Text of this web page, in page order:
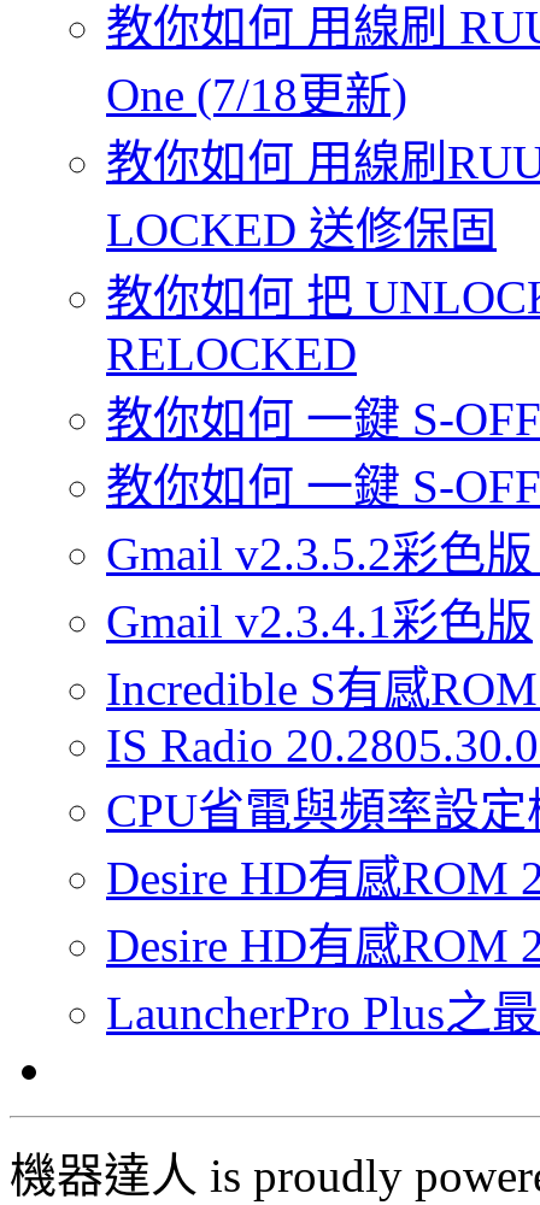
教你如何 用線刷
One (7/18更新)
教你如何 用線刷
LOCKED 送修保固
教你如何 把
RELOCKED
教你如何 一鍵 S-
教你如何 一鍵 S-
Gmail v2.3.5.2彩色
Gmail v2.3.4.1彩色版
Incredible S有感
IS Radio
CPU省電與頻率設定
Desire HD有感ROM
Desire HD有感ROM
LauncherPro Plus之
機器達人 is proudly